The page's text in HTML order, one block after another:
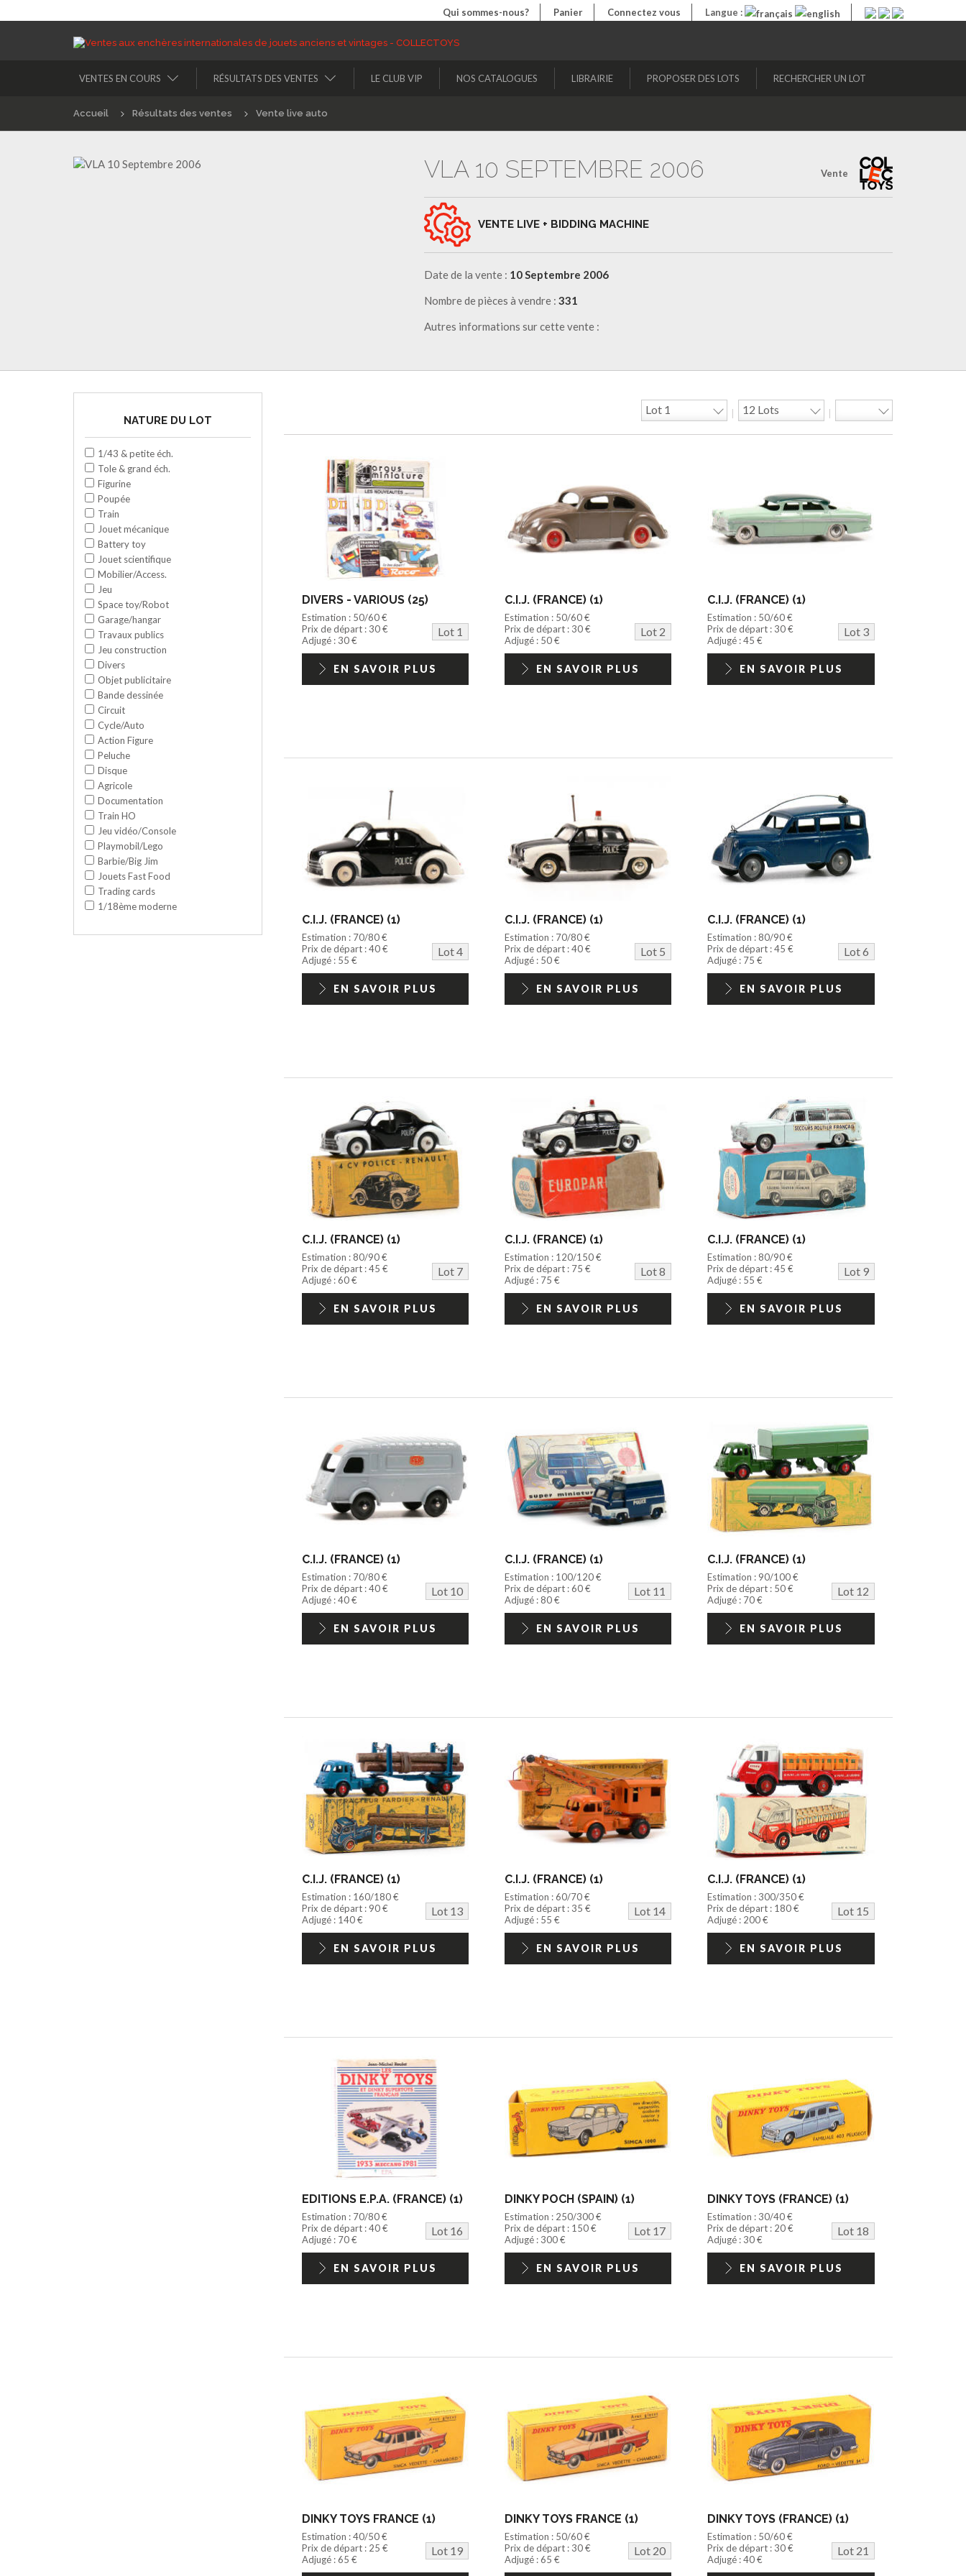
Qui sommes-nous? Panier Connectez vous Langue :
VENTES EN COURS RÉSULTATS DES VENTES LE CLUB VIP NOS CATALOGUES LIBRAIRIE PROPOSER DES LOTS RECHERCHER UN LOT
Accueil Résultats des ventes Vente live auto
Vente
VLA 10 SEPTEMBRE 2006
VENTE LIVE + BIDDING MACHINE
Date de la vente : 10 Septembre 2006
Nombre de pièces à vendre : 331
Autres informations sur cette vente :
NATURE DU LOT
1/43 & petite éch.
Tole & grand éch.
Figurine
Poupée
Train
Jouet mécanique
Battery toy
Jouet scientifique
Mobilier/Access.
Jeu
Space toy/Robot
Garage/hangar
Travaux publics
Jeu construction
Divers
Objet publicitaire
Bande dessinée
Circuit
Cycle/Auto
Action Figure
Peluche
Disque
Agricole
Documentation
Train HO
Jeu vidéo/Console
Playmobil/Lego
Barbie/Big Jim
Jouets Fast Food
Trading cards
1/18ème moderne
DIVERS - VARIOUS (25)
Estimation : 50/60 €
Prix de départ : 30 €
Lot 1
Adjugé : 30 €
EN SAVOIR PLUS
C.I.J. (FRANCE) (1)
Estimation : 50/60 €
Prix de départ : 30 €
Lot 2
Adjugé : 50 €
EN SAVOIR PLUS
C.I.J. (FRANCE) (1)
Estimation : 50/60 €
Prix de départ : 30 €
Lot 3
Adjugé : 45 €
EN SAVOIR PLUS
C.I.J. (FRANCE) (1)
Estimation : 70/80 €
Prix de départ : 40 €
Lot 4
Adjugé : 55 €
EN SAVOIR PLUS
C.I.J. (FRANCE) (1)
Estimation : 70/80 €
Prix de départ : 40 €
Lot 5
Adjugé : 50 €
EN SAVOIR PLUS
C.I.J. (FRANCE) (1)
Estimation : 80/90 €
Prix de départ : 45 €
Lot 6
Adjugé : 75 €
EN SAVOIR PLUS
C.I.J. (FRANCE) (1)
Estimation : 80/90 €
Prix de départ : 45 €
Lot 7
Adjugé : 60 €
EN SAVOIR PLUS
C.I.J. (FRANCE) (1)
Estimation : 120/150 €
Prix de départ : 75 €
Lot 8
Adjugé : 75 €
EN SAVOIR PLUS
C.I.J. (FRANCE) (1)
Estimation : 80/90 €
Prix de départ : 45 €
Lot 9
Adjugé : 55 €
EN SAVOIR PLUS
C.I.J. (FRANCE) (1)
Estimation : 70/80 €
Prix de départ : 40 €
Lot 10
Adjugé : 40 €
EN SAVOIR PLUS
C.I.J. (FRANCE) (1)
Estimation : 100/120 €
Prix de départ : 60 €
Lot 11
Adjugé : 80 €
EN SAVOIR PLUS
C.I.J. (FRANCE) (1)
Estimation : 90/100 €
Prix de départ : 50 €
Lot 12
Adjugé : 70 €
EN SAVOIR PLUS
C.I.J. (FRANCE) (1)
Estimation : 160/180 €
Prix de départ : 90 €
Lot 13
Adjugé : 140 €
EN SAVOIR PLUS
C.I.J. (FRANCE) (1)
Estimation : 60/70 €
Prix de départ : 35 €
Lot 14
Adjugé : 55 €
EN SAVOIR PLUS
C.I.J. (FRANCE) (1)
Estimation : 300/350 €
Prix de départ : 180 €
Lot 15
Adjugé : 200 €
EN SAVOIR PLUS
EDITIONS E.P.A. (FRANCE) (1)
Estimation : 70/80 €
Prix de départ : 40 €
Lot 16
Adjugé : 70 €
EN SAVOIR PLUS
DINKY POCH (SPAIN) (1)
Estimation : 250/300 €
Prix de départ : 150 €
Lot 17
Adjugé : 300 €
EN SAVOIR PLUS
DINKY TOYS (FRANCE) (1)
Estimation : 30/40 €
Prix de départ : 20 €
Lot 18
Adjugé : 30 €
EN SAVOIR PLUS
DINKY TOYS FRANCE (1)
Estimation : 40/50 €
Prix de départ : 25 €
Lot 19
Adjugé : 65 €
DINKY TOYS FRANCE (1)
Estimation : 50/60 €
Prix de départ : 30 €
Lot 20
Adjugé : 65 €
DINKY TOYS (FRANCE) (1)
Estimation : 50/60 €
Prix de départ : 30 €
Lot 21
Adjugé : 40 €